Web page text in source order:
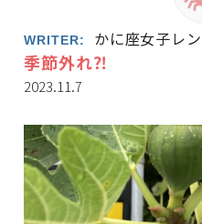
WRITER: かに座女子レ
季節外れ⁈
2023.11.7